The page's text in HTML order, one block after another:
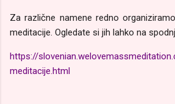
Za različne namene redno
meditacije. Ogledate si jih lahko na
https://
meditacije.html